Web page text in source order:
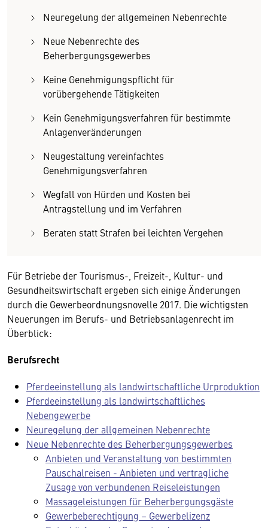
Neuregelung der allgemeinen Nebenrechte
Neue Nebenrechte des
Beherbergungsgewerbes
Keine Genehmigungspflicht für
vorübergehende Tätigkeiten
Kein Genehmigungsverfahren für bestimmte
Anlagenveränderungen
Neugestaltung vereinfachtes
Genehmigungsverfahren
Wegfall von Hürden und Kosten bei
Antragstellung und im Verfahren
Beraten statt Strafen bei leichten Vergehen
Für Betriebe der Tourismus-, Freizeit-, Kultur- und
Gesundheitswirtschaft ergeben sich einige Änderungen
durch die Gewerbeordnungsnovelle 2017. Die wichtigsten
Neuerungen im Berufs- und Betriebsanlagenrecht im
Überblick:
Berufsrecht
Pferdeeinstellung als landwirtschaftliche Urproduktion
Pferdeeinstellung als landwirtschaftliches
Nebengewerbe
Neuregelung der allgemeinen Nebenrechte
Neue Nebenrechte des Beherbergungsgewerbes
Anbieten und Veranstaltung von bestimmten
Pauschalreisen - Anbieten und vertragliche
Zusage von verbundenen Reiseleistungen
Massageleistungen für Beherbergungsgäste
Gewerbeberechtigung – Gewerbelizenz